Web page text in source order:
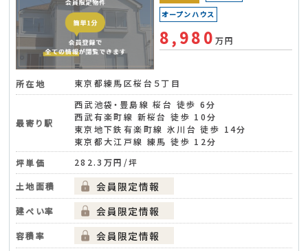
オープンハウス
8,980万円
所在地 東京都練馬区桜台５丁目
最寄り駅
西武池袋・豊島線 桜台 徒歩 6分
西武有楽町線 新桜台 徒歩 10分
東京地下鉄有楽町線 氷川台 徒歩 14分
東京都大江戸線 練馬 徒歩 12分
坪単価
282.3万円/坪
土地面積
建ぺい率
容積率